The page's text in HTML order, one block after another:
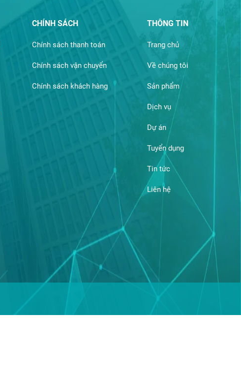
CHÍNH SÁCH
Chính sách thanh toán
Chính sách vận chuyển
Chính sách khách hàng
THÔNG TIN
Trang chủ
Về chúng tôi
Sản phẩm
Dịch vụ
Dự án
Tuyển dụng
Tin tức
Liên hệ